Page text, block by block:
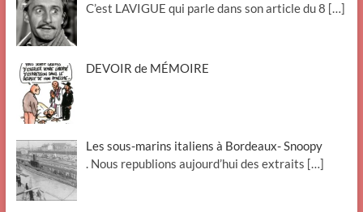
C’est LAVIGUE qui parle dans son article du 8 […]
DEVOIR de MÉMOIRE
Les sous-marins italiens à Bordeaux- Snoopy
. Nous republions aujourd’hui des extraits […]